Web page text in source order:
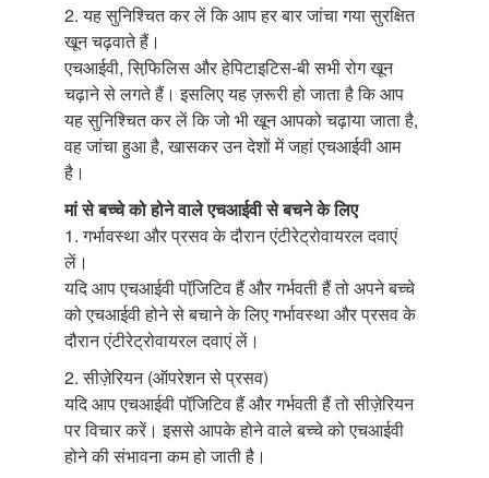
2. यह सुनिश्चित कर लें कि आप हर बार जांचा गया सुरक्षित
खून चढ़वाते हैं।
एचआईवी, सिफि़लिस और हेपिटाइटिस-बी सभी रोग खून
चढ़ाने से लगते हैं। इसलिए यह ज़रूरी हो जाता है कि आप
यह सुनिश्चित कर लें कि जो भी खून आपको चढ़ाया जाता है,
वह जांचा हुआ है, खासकर उन देशों में जहां एचआईवी आम
है।
मां से बच्चे को होने वाले एचआईवी से बचने के लिए
1. गर्भावस्था और प्रसव के दौरान एंटीरेट्रोवायरल दवाएं
लें।
यदि आप एचआईवी पॉजि़टिव हैं और गर्भवती हैं तो अपने बच्चे
को एचआईवी होने से बचाने के लिए गर्भावस्था और प्रसव के
दौरान एंटीरेट्रोवायरल दवाएं लें।
2. सीज़ेरियन (ऑपरेशन से प्रसव)
यदि आप एचआईवी पॉजि़टिव हैं और गर्भवती हैं तो सीज़ेरियन
पर विचार करें। इससे आपके होने वाले बच्चे को एचआईवी
होने की संभावना कम हो जाती है।